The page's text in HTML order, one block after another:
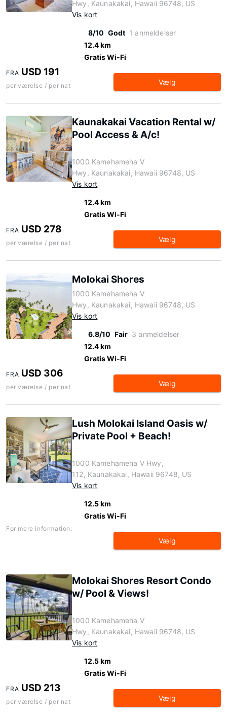
Hwy, Kaunakakai, Hawaii 96748, US
Vis kort
8/10 Godt 1 anmeldelser
12.4 km
Gratis Wi-Fi
FRA USD 191
per værelse / per nat Vælg
Kaunakakai Vacation Rental w/
Pool Access & A/c!
1000 Kamehameha V
Hwy, Kaunakakai, Hawaii 96748, US
Vis kort
12.4 km
Gratis Wi-Fi
FRA USD 278
per værelse / per nat Vælg
Molokai Shores
1000 Kamehameha V
Hwy, Kaunakakai, Hawaii 96748, US
Vis kort
6.8/10 Fair 3 anmeldelser
12.4 km
Gratis Wi-Fi
FRA USD 306
per værelse / per nat Vælg
Lush Molokai Island Oasis w/
Private Pool + Beach!
1000 Kamehameha V Hwy,
112, Kaunakakai, Hawaii 96748, US
Vis kort
12.5 km
Gratis Wi-Fi
For mere information:
Vælg
Molokai Shores Resort Condo
w/ Pool & Views!
1000 Kamehameha V
Hwy, Kaunakakai, Hawaii 96748, US
Vis kort
12.5 km
Gratis Wi-Fi
FRA USD 213
per værelse / per nat Vælg